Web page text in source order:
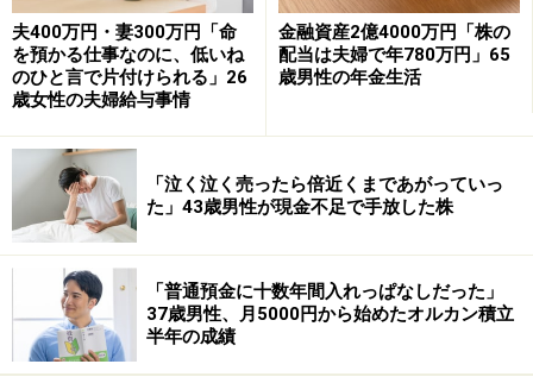
株式）で株式分割が（株価上昇の）材料になると踏んで
いたが、未だ分割されず」と投稿がありましたが、2025
年3月31日付けで1株を3株への分割が発表されたため、
そちらも狙い通りだったようです（株式分割に伴い株主
優待も300株以上の保有が必要となりました）。
「いかに生活費を削減できるかで銘柄を選
んでいる」
優待の内容で銘柄を選ぶ際は、「日用品でいかに生活コ
ストが削減できるかを重視している」そうで、芙蓉総合
リースのほかにもお気に入りの優待銘柄を多数紹介して
夫400万円・妻300万円「命
を預かる仕事なのに、低いね
のひと言で片付けられる」26
歳女性の夫婦給与事情
金融資産2億4000万円「株の
配当は夫婦で年780万円」65
歳男性の年金生活
「泣く泣く売ったら倍近くまであがっていっ
た」43歳男性が現金不足で手放した株
「普通預金に十数年間入れっぱなしだった」
37歳男性、月5000円から始めたオルカン積立
半年の成績